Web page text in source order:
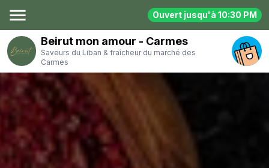
menu Ouvert jusqu'à 10:30 PM
Beirut mon amour - Carmes
Saveurs du Liban & fraîcheur du marché des
Carmes